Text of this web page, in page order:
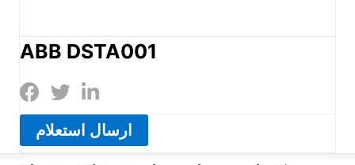
ABB DSTA001
ارسال استعلام